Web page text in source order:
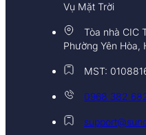
Vụ Mặt Trời
Tòa nhà CIC
Phường Yên Hòa,
MST:
0968 382